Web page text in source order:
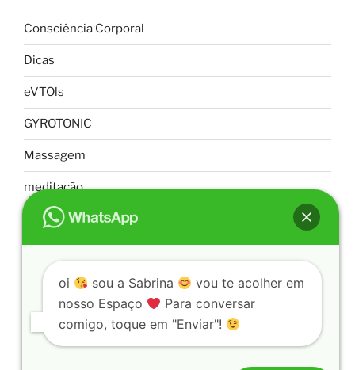
Consciência Corporal
Dicas
eVTOls
GYROTONIC
Massagem
meditação
Pilates
Uncategorized
Yoga Massagem Ayurvédica
oi sou a Sabrina
vou te acolher em
nosso Espaço
Para conversar
comigo, toque em "Enviar"!